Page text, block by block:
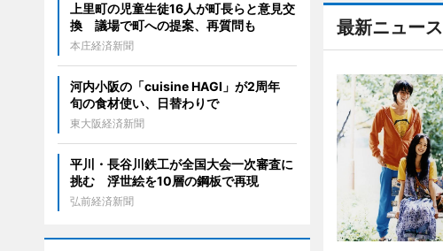
最新ニュース
上里町の児童生徒16人が町長らと意見交
換 議場で町への提案、再質問も
本庄経済新聞
河内小阪の「cuisine HAGI」が2周年
旬の食材使い、日替わりで
東大阪経済新聞
平川・長谷川鉄工が全国大会一次審査に
挑む 浮世絵を10層の鋼板で再現
弘前経済新聞